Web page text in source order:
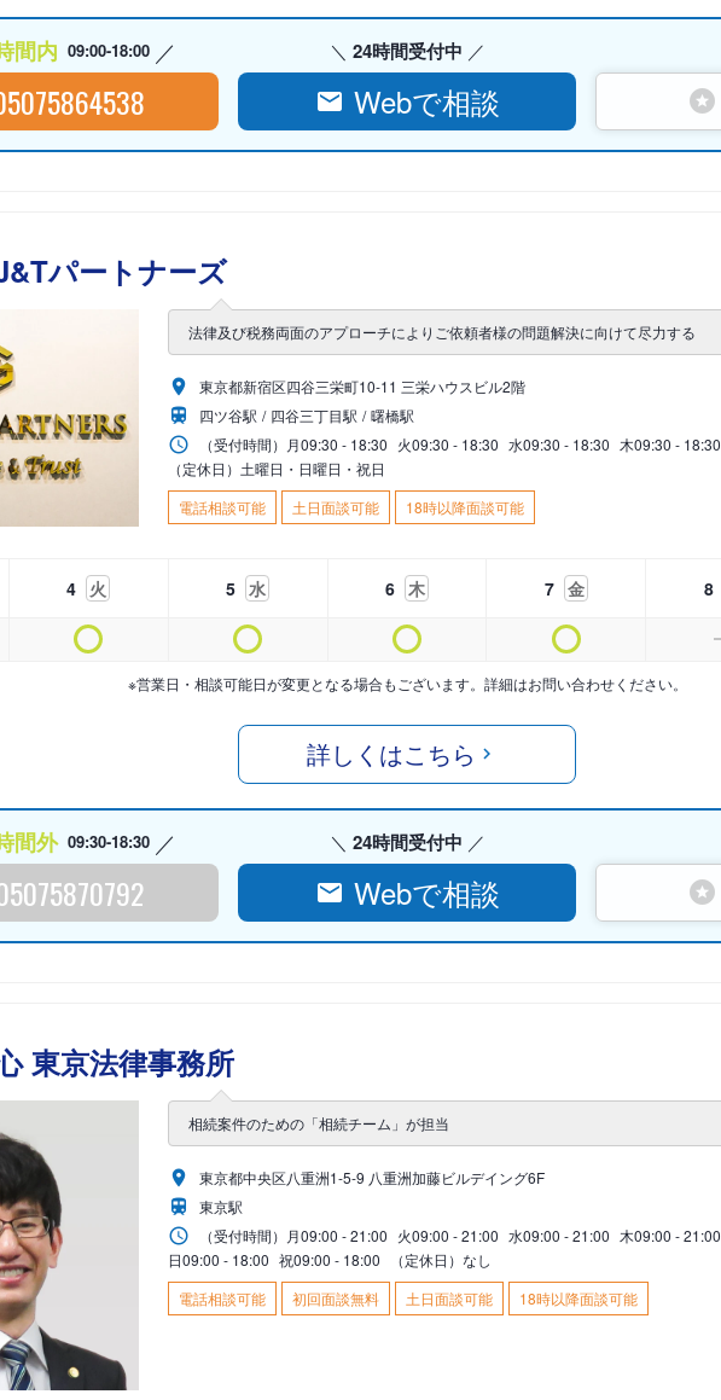
間内 09:00-18:00 24時間受付中
Webで相談
パートナーズ
法律及び税務両面のアプローチによりご依頼者様の問題解決に向けて尽力する
東京都新宿区四谷三栄町10-11 三栄ハウスビル2階
四ツ谷駅
四谷三丁目駅
曙橋駅
（受付時間） 月09:30 - 18:30 火09:30 - 18:30 水09:30 - 18:30 木09:30 - 18:30
（定休日）土曜日・日曜日・祝日
電話相談可能
土日面談可能 18時以降面談可能
4 火 5 水 6 木 7 金 8
※営業日・相談可能日が変更となる場合もございます。詳細はお問い合わせください。
詳しくはこちら
間外 09:30-18:30 24時間受付中
Webで相談
東京法律事務所
相続案件のための「相続チーム」が担当
東京都中央区八重洲1-5-9 八重洲加藤ビルデイング6F
東京駅
（受付時間） 月09:00 - 21:00 火09:00 - 21:00 水09:00 - 21:00 木09:00 - 21:00
日09:00 - 18:00 祝09:00 - 18:00
（定休日）なし
電話相談可能
初回面談無料 土日面談可能 18時以降面談可能